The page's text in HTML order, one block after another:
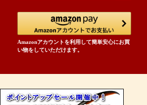
Amazonアカウントを利用して簡単安心にお買
い物をしていただけます。